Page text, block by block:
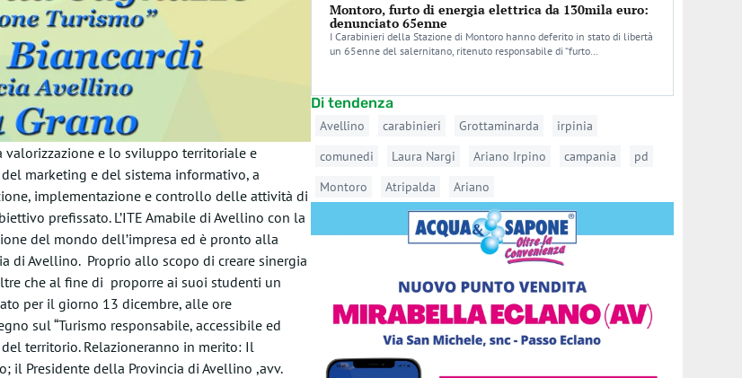
e lo sviluppo territoriale e
marketing e del sistema informativo, a
implementazione e controllo delle attività di
prefissato. L’ITE Amabile di Avellino con la
del mondo dell’impresa ed è pronto alla
di Avellino. Proprio allo scopo di creare sinergia
che al fine di proporre ai suoi studenti un
per il giorno 13 dicembre, alle ore
sul “Turismo responsabile, accessibile ed
territorio. Relazioneranno in merito: Il
il Presidente della Provincia di Avellino ,avv.
Montoro, furto di energia elettrica da 130mila euro:
denunciato 65enne
I Carabinieri della Stazione di Montoro hanno deferito in stato di libertà
un 65enne del salernitano, ritenuto responsabile di “furto…
Di tendenza
Avellino carabinieri Grottaminarda
irpinia
comunedi
Laura Nargi Ariano Irpino campania
pd
Montoro
Atripalda Ariano